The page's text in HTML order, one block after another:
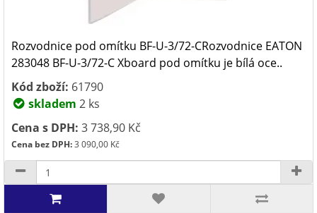
Rozvodnice pod omítku BF-U-3/72-CRozvodnice EATON
283048 BF-U-3/72-C Xboard pod omítku je bílá oce..
Kód zboží: 61790
skladem 2 ks
Cena s DPH: 3 738,90 Kč
Cena bez DPH:3 090,00 Kč